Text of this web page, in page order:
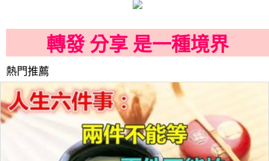
轉發 分享 是一種境界
熱門推薦